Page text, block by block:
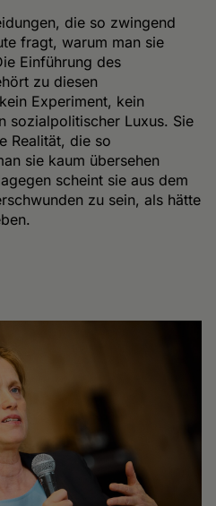
die so zwingend
fragt, warum man sie
Einführung des
zu diesen
Experiment, kein
sozialpolitischer Luxus. Sie
Realität, die so
sie kaum übersehen
scheint sie aus dem
zu sein, als hätte